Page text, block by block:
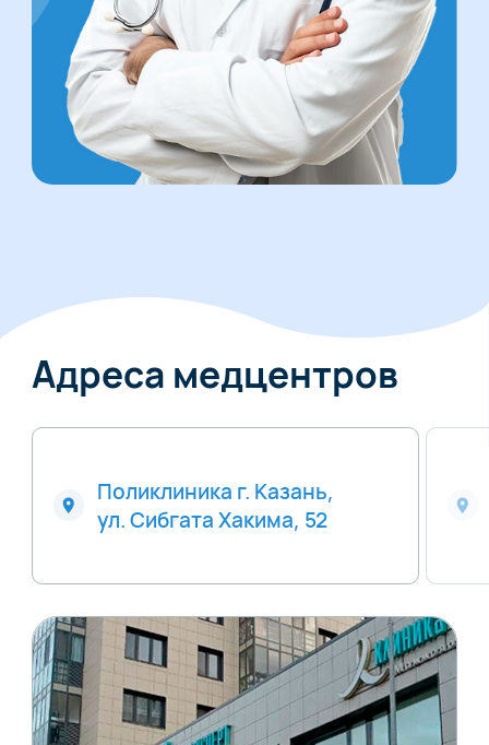
Адреса медцентров
Поликлиника г. Казань,
ул. Сибгата Хакима, 52